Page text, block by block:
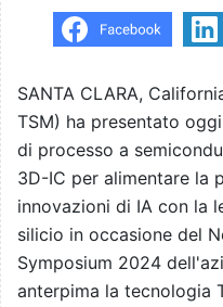
SANTA CLARA,
TSM) ha presentato
di processo a
3D-IC per alimentare la
innovazioni di IA con la
silicio in occasione del
Symposium 2024
anterpima la tecnologia